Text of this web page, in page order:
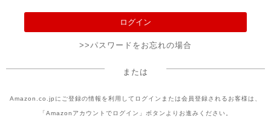
>>パスワードをお忘れの場合
または
Amazon.co.jpにご登録の情報を利用してログインまたは会員登録されるお客様は、
「Amazonアカウントでログイン」ボタンよりお進みください。